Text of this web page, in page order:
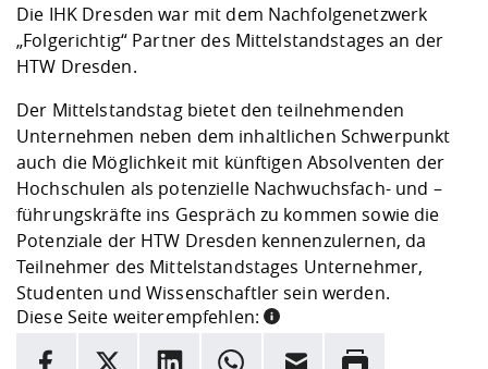
Die IHK Dresden war mit dem Nachfolgenetzwerk
„Folgerichtig“ Partner des Mittelstandstages an der
HTW Dresden.
Der Mittelstandstag bietet den teilnehmenden
Unternehmen neben dem inhaltlichen Schwerpunkt
auch die Möglichkeit mit künftigen Absolventen der
Hochschulen als potenzielle Nachwuchsfach- und –
führungskräfte ins Gespräch zu kommen sowie die
Potenziale der HTW Dresden kennenzulernen, da
Teilnehmer des Mittelstandstages Unternehmer,
Studenten und Wissenschaftler sein werden.
Diese Seite weiterempfehlen:
INFORMATION
Facebook
X LinkedInWhatsappE-Mail Drucken